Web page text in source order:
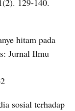
129-140.
hitam pada
Jurnal Ilmu
sosial terhadap